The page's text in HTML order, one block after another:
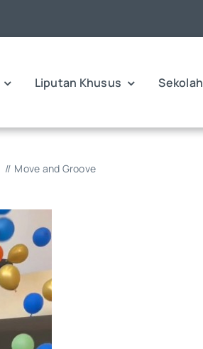
Liputan Khusus Sekolah
Move and Groove